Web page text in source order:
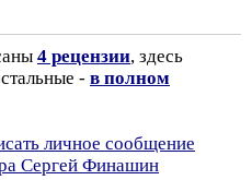
4 рецензии, здесь
- в полном
личное сообщение
Сергей Финашин